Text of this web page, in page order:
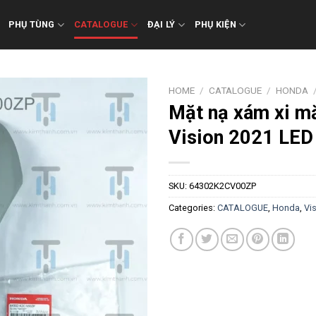
PHỤ TÙNG CATALOGUE ĐẠI LÝ PHỤ KIỆN
HOME / CATALOGUE / HONDA /
Mặt nạ xám xi
Vision 2021 LED
SKU: 64302K2CV00ZP
Categories: CATALOGUE Honda